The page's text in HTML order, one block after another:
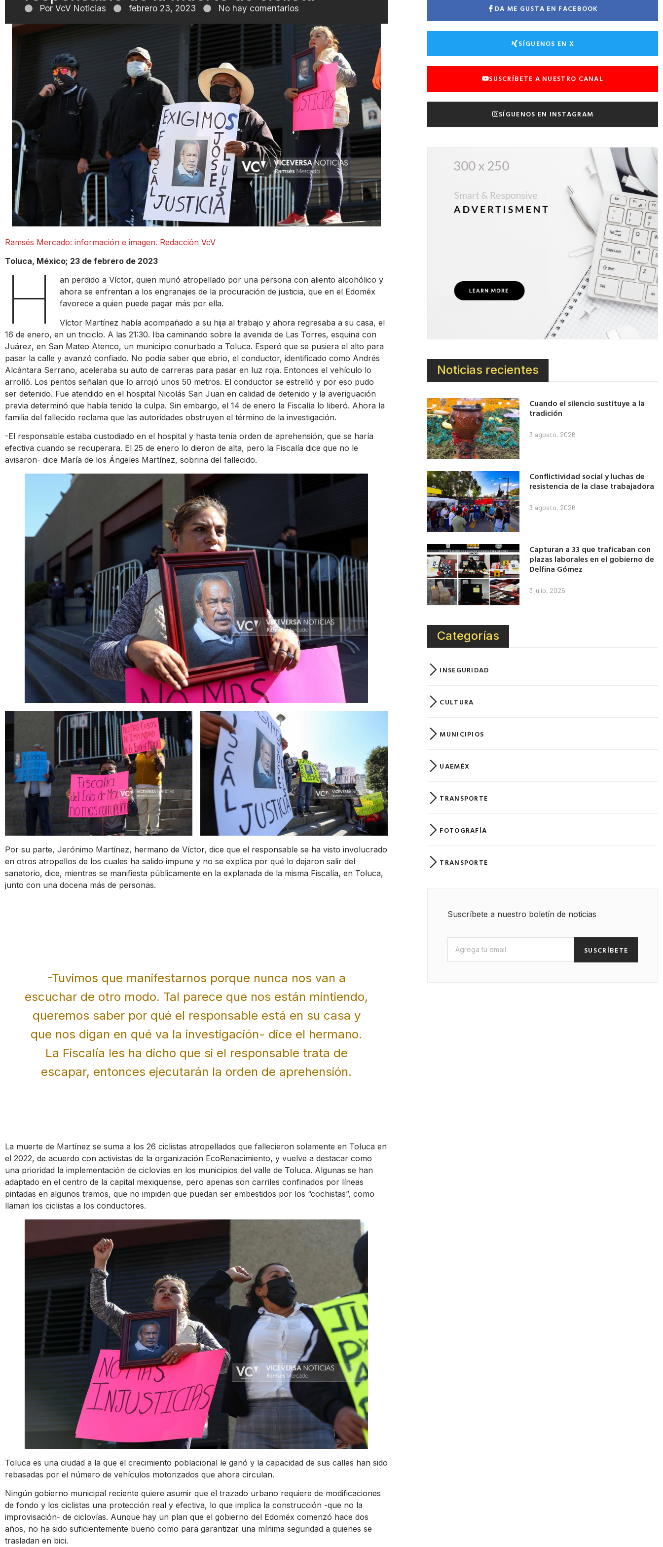
Por VcV Noticias febrero 23, 2023 No hay comentarios
Ramsés Mercado: información e imagen. Redacción VcV
Toluca, México; 23 de febrero de 2023
H
an perdido a Víctor, quien murió atropellado por una persona con aliento alcohólico y
ahora se enfrentan a los engranajes de la procuración de justicia, que en el Edoméx
favorece a quien puede pagar más por ella.
Víctor Martínez había acompañado a su hija al trabajo y ahora regresaba a su casa, el
16 de enero, en un triciclo. A las 21:30. Iba caminando sobre la avenida de Las Torres, esquina con
Juárez, en San Mateo Atenco, un municipio conurbado a Toluca. Esperó que se pusiera el alto para
pasar la calle y avanzó confiado. No podía saber que ebrio, el conductor, identificado como Andrés
Alcántara Serrano, aceleraba su auto de carreras para pasar en luz roja. Entonces el vehículo lo
arrolló. Los peritos señalan que lo arrojó unos 50 metros. El conductor se estrelló y por eso pudo
ser detenido. Fue atendido en el hospital Nicolás San Juan en calidad de detenido y la averiguación
previa determinó que había tenido la culpa. Sin embargo, el 14 de enero la Fiscalía lo liberó. Ahora la
familia del fallecido reclama que las autoridades obstruyen el término de la investigación.
-El responsable estaba custodiado en el hospital y hasta tenía orden de aprehensión, que se haría
efectiva cuando se recuperara. El 25 de enero lo dieron de alta, pero la Fiscalía dice que no le
avisaron- dice María de los Ángeles Martínez, sobrina del fallecido.
Por su parte, Jerónimo Martínez, hermano de Víctor, dice que el responsable se ha visto involucrado
en otros atropellos de los cuales ha salido impune y no se explica por qué lo dejaron salir del
sanatorio, dice, mientras se manifiesta públicamente en la explanada de la misma Fiscalía, en Toluca,
junto con una docena más de personas.
-Tuvimos que manifestarnos porque nunca nos van a
escuchar de otro modo. Tal parece que nos están mintiendo,
queremos saber por qué el responsable está en su casa y
que nos digan en qué va la investigación- dice el hermano.
La Fiscalía les ha dicho que si el responsable trata de
escapar, entonces ejecutarán la orden de aprehensión.
La muerte de Martínez se suma a los 26 ciclistas atropellados que fallecieron solamente en Toluca en
el 2022, de acuerdo con activistas de la organización EcoRenacimiento, y vuelve a destacar como
una prioridad la implementación de ciclovías en los municipios del valle de Toluca. Algunas se han
adaptado en el centro de la capital mexiquense, pero apenas son carriles confinados por líneas
pintadas en algunos tramos, que no impiden que puedan ser embestidos por los “cochistas”, como
llaman los ciclistas a los conductores.
Toluca es una ciudad a la que el crecimiento poblacional le ganó y la capacidad de sus calles han sido
rebasadas por el número de vehículos motorizados que ahora circulan.
Ningún gobierno municipal reciente quiere asumir que el trazado urbano requiere de modificaciones
de fondo y los ciclistas una protección real y efectiva, lo que implica la construcción -que no la
improvisación- de ciclovías. Aunque hay un plan que el gobierno del Edoméx comenzó hace dos
años, no ha sido suficientemente bueno como para garantizar una mínima seguridad a quienes se
trasladan en bici.
DA ME GUSTA EN FACEBOOK
SÍGUENOS EN X
SUSCRÍBETE A NUESTRO CANAL
SÍGUENOS EN INSTAGRAM
Noticias recientes
Cuando el silencio sustituye a la
tradición
3 agosto, 2026
Conflictividad social y luchas de
resistencia de la clase trabajadora
3 agosto, 2026
Capturan a 33 que traficaban con
plazas laborales en el gobierno de
Delfina Gómez
3 julio, 2026
Categorías
INSEGURIDAD
CULTURA
MUNICIPIOS
UAEMÉX
TRANSPORTE
FOTOGRAFÍA
TRANSPORTE
Suscríbete a nuestro boletín de noticias
SUSCRÍBETE